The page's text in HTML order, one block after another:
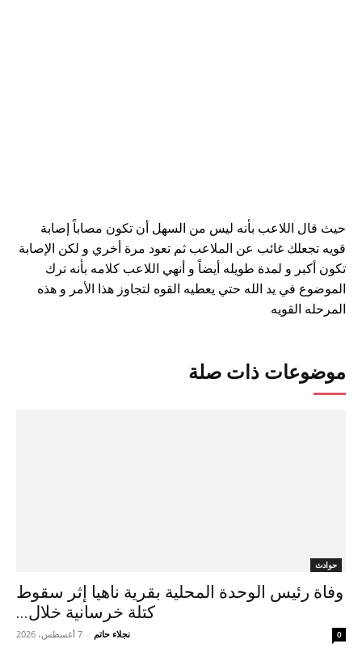
حيث قال اللاعب بأنه ليس من السهل أن تكون مصاباً إصابة
قويه تجعلك غائب عن الملاعب ثم تعود مرة أخري و لكن الإصابة
تكون أكبر و لمدة طويله أيضاً و أنهي اللاعب كلامه بأنه ترك
الموضوع في يد الله حتي يعطيه القوه لتجاوز هذا الأمر و هذه
المرحله القويه
موضوعات ذات صلة
حوادث
وفاة رئيس الوحدة المحلية بقرية ناهيا إثر سقوط
كتلة خرسانية خلال...
نجلاء حاتم - 7 أغسطس، 2026 0